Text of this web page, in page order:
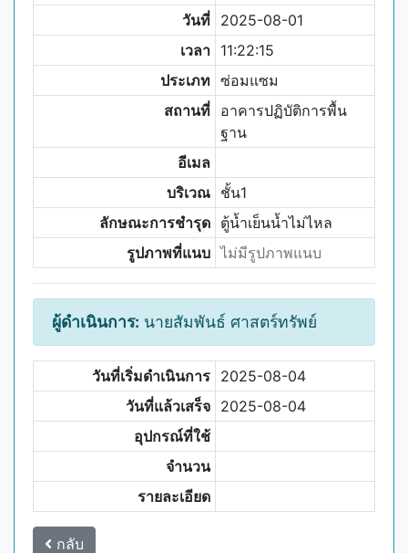
วันที่ 2025-08-01
เวลา 11:22:15
ประเภท ซ่อมแซม
สถานที่ อาคารปฏิบัติการพื้น
ฐาน
อีเมล
บริเวณ ชั้น1
ลักษณะการชำรุด ตู้น้ำเย็นน้ำไม่ไหล
รูปภาพที่แนบ ไม่มีรูปภาพแนบ
ผู้ดำเนินการ: นายสัมพันธ์ ศาสตร์ทรัพย์
วันที่เริ่มดำเนินการ 2025-08-04
วันที่แล้วเสร็จ 2025-08-04
อุปกรณ์ที่ใช้
จำนวน
รายละเอียด
กลับ